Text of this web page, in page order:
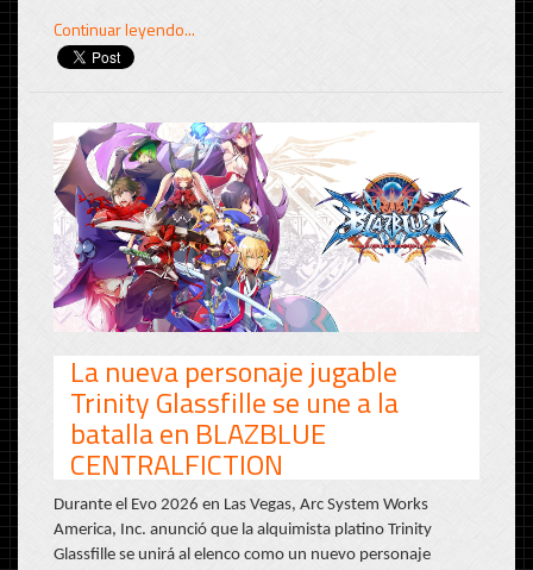
Continuar leyendo...
La nueva personaje jugable
Trinity Glassfille se une a la
batalla en BLAZBLUE
CENTRALFICTION
Durante el Evo 2026 en Las Vegas, Arc System Works
America, Inc. anunció que la alquimista platino Trinity
Glassfille se unirá al elenco como un nuevo personaje